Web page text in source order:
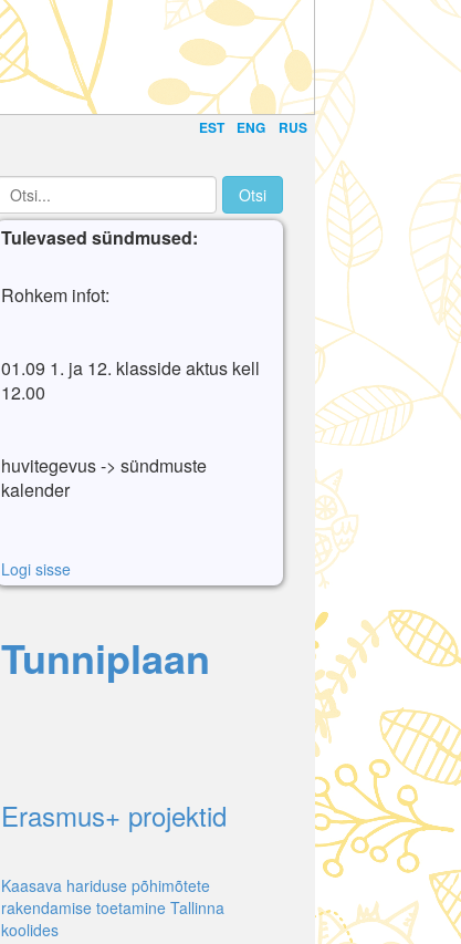
EST ENG RUS
Tulevased sündmused:
Rohkem infot:
01.09 1. ja 12. klasside aktus kell
12.00
huvitegevus -> sündmuste
kalender
Logi sisse
Tunniplaan
Erasmus+ projektid
Kaasava hariduse põhimõtete
rakendamise toetamine Tallinna
koolides